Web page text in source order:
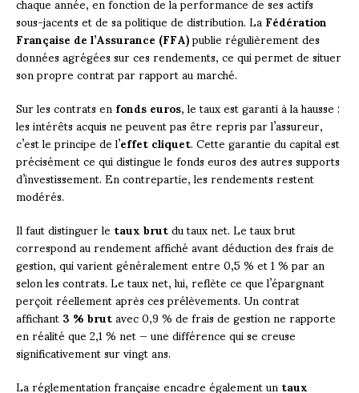
sous-jacents et de sa politique de distribution. LaFédération
Française de l’Assurance (FFA)publie régulièrement des
données agrégées sur ces rendements, ce qui permet de situer
son propre contrat par rapport au marché.
Sur les contrats enfonds euros, le taux est garanti à la hausse :
les intérêts acquis ne peuvent pas être repris par l’assureur,
c’est le principe de l’effet cliquet. Cette garantie du capital est
précisément ce qui distingue le fonds euros des autres supports
d’investissement. En contrepartie, les rendements restent
modérés.
Il faut distinguer letaux brutdu taux net. Le taux brut
correspond au rendement affiché avant déduction des frais de
gestion, qui varient généralement entre 0,5 % et 1 % par an
selon les contrats. Le taux net, lui, reflète ce que l’épargnant
perçoit réellement après ces prélèvements. Un contrat
affichant3 % brutavec 0,9 % de frais de gestion ne rapporte
en réalité que 2,1 % net — une différence qui se creuse
significativement sur vingt ans.
La réglementation française encadre également untaux